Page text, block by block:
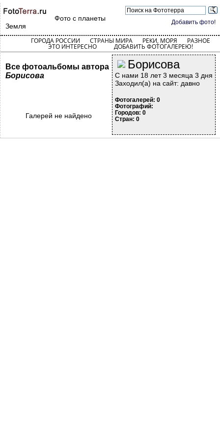
Добавить фото!
Фото с планеты
Земля
ГОРОДА РОССИИ СТРАНЫ МИРА РЕКИ, МОРЯ РАЗНОЕ
ЭТО ИНТЕРЕСНО ДОБАВИТЬ ФОТОГАЛЕРЕЮ!
Борисова
С нами 18 лет 3 месяца 3 дня
Заходил(а) на сайт: давно
Фотогалерей: 0
Фотографий:
Городов: 0
Стран: 0
Все фотоальбомы автора
Борисова
Галерей не найдено